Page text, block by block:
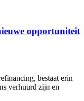
opportuniteit
bestaat erin
verhuurd zijn en